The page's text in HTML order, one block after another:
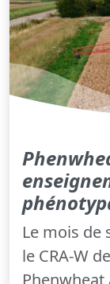
Le mois de
le CRA-W